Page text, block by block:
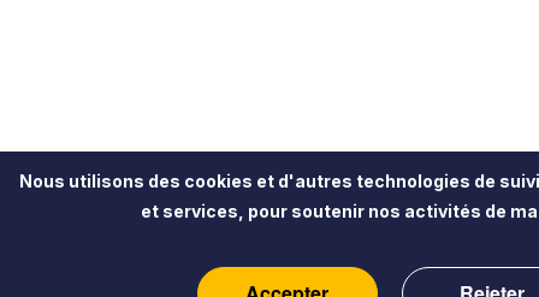
Nous utilisons des cookies et d'autres technologies de
et services, pour soutenir nos activités de